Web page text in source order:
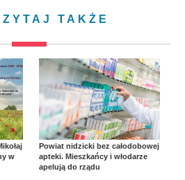
TAKŻE
w
Powiat nidzicki bez całodobowej
apteki. Mieszkańcy i włodarze
apelują do rządu